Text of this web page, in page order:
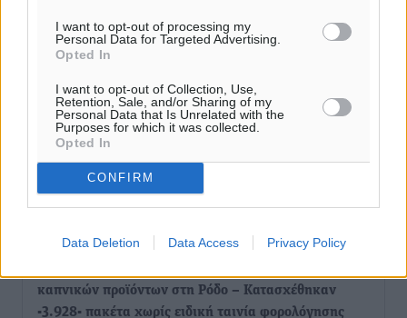
I want to opt-out of processing my
Personal Data for Targeted Advertising.
Opted In
I want to opt-out of Collection, Use,
Retention, Sale, and/or Sharing of my
Personal Data that Is Unrelated with the
Purposes for which it was collected.
Opted In
CONFIRM
Data Deletion Data Access Privacy Policy
Ροή ειδήσεων
Συνελήφθη 73χρονος για διάθεση αλκοόλ σε
ανηλίκους στη Ρόδο
Τοπικές Ειδήσεις• πριν 3 λεπτά
Πραγματοποιήθηκαν 43.881 έλεγχοι και βεβαιώθηκαν
12.272 παραβάσεις από την αστυνομία τον Ιούλιο
καπνικών προϊόντων στη Ρόδο – Κατασχέθηκαν
-3.928- πακέτα χωρίς ειδική ταινία φορολόγησης